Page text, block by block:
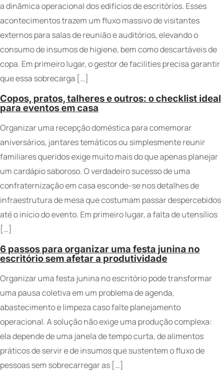
a dinâmica operacional dos edifícios de escritórios. Esses
acontecimentos trazem um fluxo massivo de visitantes
externos para salas de reunião e auditórios, elevando o
consumo de insumos de higiene, bem como descartáveis de
copa. Em primeiro lugar, o gestor de facilities precisa garantir
que essa sobrecarga […]
Copos, pratos, talheres e outros: o checklist ideal
para eventos em casa
Organizar uma recepção doméstica para comemorar
aniversários, jantares temáticos ou simplesmente reunir
familiares queridos exige muito mais do que apenas planejar
um cardápio saboroso. O verdadeiro sucesso de uma
confraternização em casa esconde-se nos detalhes de
infraestrutura de mesa que costumam passar despercebidos
até o início do evento. Em primeiro lugar, a falta de utensílios
[…]
6 passos para organizar uma festa junina no
escritório sem afetar a produtividade
Organizar uma festa junina no escritório pode transformar
uma pausa coletiva em um problema de agenda,
abastecimento e limpeza caso falte planejamento
operacional. A solução não exige uma produção complexa:
ela depende de uma janela de tempo curta, de alimentos
práticos de servir e de insumos que sustentem o fluxo de
pessoas sem sobrecarregar as […]